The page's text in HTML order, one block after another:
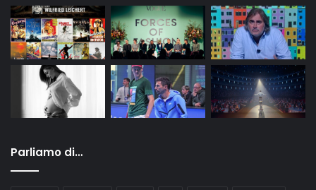
Parliamo di…